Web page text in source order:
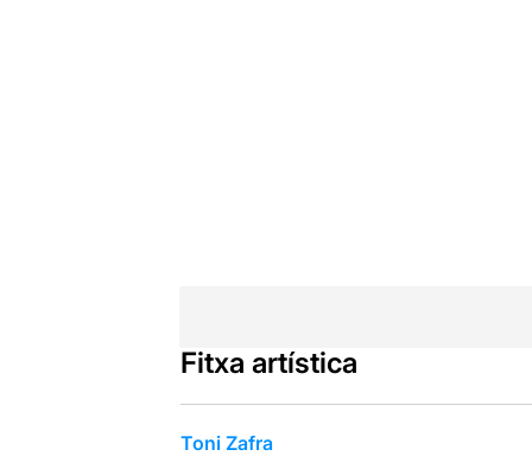
Fitxa artística
Toni Zafra